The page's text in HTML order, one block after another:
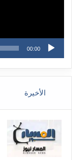
00:00
الأخيرة